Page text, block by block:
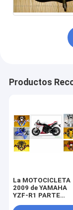
Productos
La MOTOCICLETA
2009 de YAMAHA
YZF-R1 PARTE